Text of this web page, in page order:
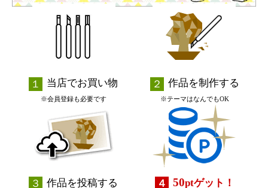
当店でお買い物
※会員登録も必要です
作品を制作する
※テーマはなんでもOK
作品を投稿する 50ptゲット！